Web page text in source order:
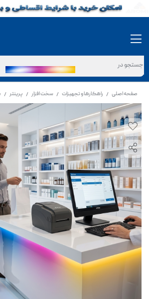
صفحه اصلی / راهکارها و تجهیزات / سخت افزار / پرینتر /